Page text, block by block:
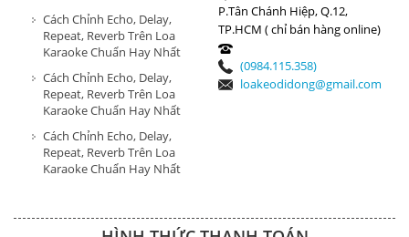
Cách Chỉnh Echo, Delay,
Repeat, Reverb Trên Loa
Karaoke Chuẩn Hay Nhất
Cách Chỉnh Echo, Delay,
Repeat, Reverb Trên Loa
Karaoke Chuẩn Hay Nhất
Cách Chỉnh Echo, Delay,
Repeat, Reverb Trên Loa
Karaoke Chuẩn Hay Nhất
P.Tân Chánh Hiệp, Q.12,
TP.HCM ( chỉ bán hàng online)
(0984.115.358)
loakeodidong@gmail.com